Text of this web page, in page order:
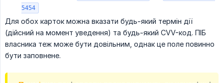
5454
Для обох карток можна вказати будь-який термін дії
(дійсний на момент уведення) та будь-який CVV-код. ПІБ
власника теж може бути довільним, однак це поле повинно
бути заповнене.